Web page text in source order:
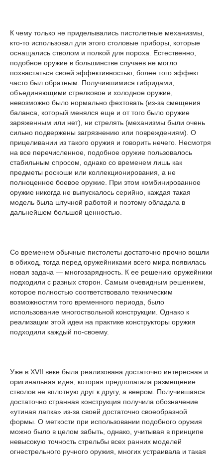
К чему только не приделывались пистолетные механизмы,
кто-то использовал для этого столовые приборы, которые
оснащались стволом и полкой для пороха. Естественно,
подобное оружие в большинстве случаев не могло
похвастаться своей эффективностью, более того эффект
часто был обратным. Получившимися гибридами,
объединяющими стрелковое и холодное оружие,
невозможно было нормально фехтовать (из-за смещения
баланса, который менялся еще и от того было оружие
заряженным или нет), ни стрелять (механизмы были очень
сильно подвержены загрязнению или повреждениям). О
прицеливании из такого оружия и говорить нечего. Несмотря
на все перечисленное, подобное оружие пользовалось
стабильным спросом, однако со временем лишь как
предметы роскоши или коллекционирования, а не
полноценное боевое оружие. При этом комбинированное
оружие никогда не выпускалось серийно, каждая такая
модель была штучной работой и поэтому обладала в
дальнейшем большой ценностью.
Со временем обычные пистолеты достаточно прочно вошли
в обиход, тогда перед оружейниками всего мира появилась
новая задача — многозарядность. К ее решению оружейники
подходили с разных сторон. Самым очевидным решением,
которое полностью соответствовало техническим
возможностям того временного периода, было
использование многоствольной конструкции. Однако к
реализации этой идеи на практике конструкторы оружия
подходили каждый по-своему.
Уже в XVII веке была реализована достаточно интересная и
оригинальная идея, которая предполагала размещение
стволов не вплотную друг к другу, а веером. Получившаяся
достаточно странная конструкция получила обозначение
«утиная лапка» из-за своей достаточно своеобразной
формы. О меткости при использовании подобного оружия
можно было в целом забыть, однако, учитывая в принципе
невысокую точность стрельбы всех ранних моделей
огнестрельного ручного оружия, многих устраивала и такая